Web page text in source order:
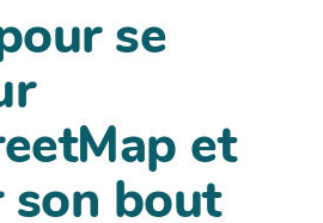
se
et
son bout